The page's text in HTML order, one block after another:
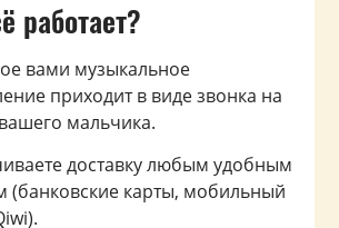
работает?
вами музыкальное
приходит в виде звонка на
мальчика.
доставку любым удобным
(банковские карты, мобильный